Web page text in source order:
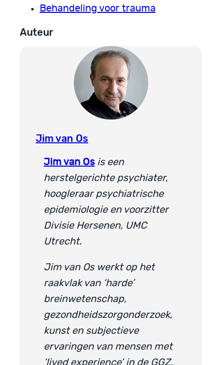
Behandeling voor trauma
Auteur
Jim van Os
Jim van Os is een
herstelgerichte psychiater,
hoogleraar psychiatrische
epidemiologie en voorzitter
Divisie Hersenen, UMC
Utrecht.
Jim van Os werkt op het
raakvlak van ‘harde’
breinwetenschap,
gezondheidszorgonderzoek,
kunst en subjectieve
ervaringen van mensen met
‘lived experience’ in de GGZ.